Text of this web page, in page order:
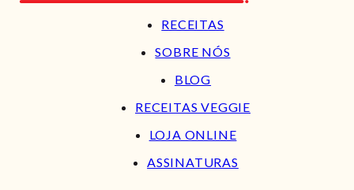
RECEITAS
SOBRE NÓS
BLOG
RECEITAS VEGGIE
LOJA ONLINE
ASSINATURAS